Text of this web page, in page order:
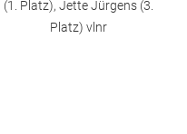
(1. Platz), Jette Jürgens (3.
Platz) vlnr